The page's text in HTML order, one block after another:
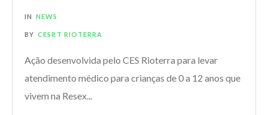
IN NEWS
BY CESRT RIOTERRA
Ação desenvolvida pelo CES Rioterra para levar
atendimento médico para crianças de 0 a 12 anos que
vivem na Resex...